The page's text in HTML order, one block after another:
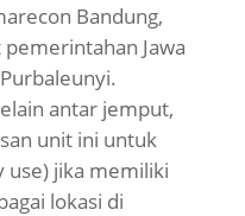
Bandung,
Jawa
antar jemput,
unit ini untuk
use) jika memiliki
lokasi di